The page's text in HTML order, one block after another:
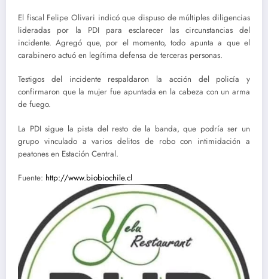
El fiscal Felipe Olivari indicó que dispuso de múltiples diligencias
lideradas por la PDI para esclarecer las circunstancias del
incidente. Agregó que, por el momento, todo apunta a que el
carabinero actuó en legítima defensa de terceras personas.
Testigos del incidente respaldaron la acción del policía y
confirmaron que la mujer fue apuntada en la cabeza con un arma
de fuego.
La PDI sigue la pista del resto de la banda, que podría ser un
grupo vinculado a varios delitos de robo con intimidación a
peatones en Estación Central.
Fuente: http://www.biobiochile.cl